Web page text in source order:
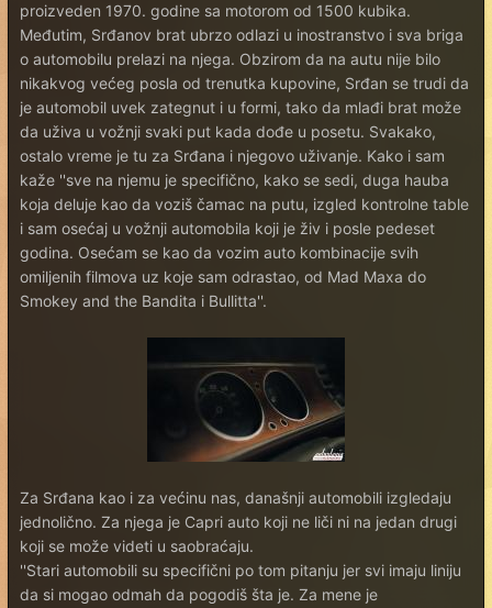
proizveden 1970. godine sa motorom od 1500 kubika.
Međutim, Srđanov brat ubrzo odlazi u inostranstvo i sva briga
o automobilu prelazi na njega. Obzirom da na autu nije bilo
nikakvog većeg posla od trenutka kupovine, Srđan se trudi da
je automobil uvek zategnut i u formi, tako da mlađi brat može
da uživa u vožnji svaki put kada dođe u posetu. Svakako,
ostalo vreme je tu za Srđana i njegovo uživanje. Kako i sam
kaže ''sve na njemu je specifično, kako se sedi, duga hauba
koja deluje kao da voziš čamac na putu, izgled kontrolne table
i sam osećaj u vožnji automobila koji je živ i posle pedeset
godina. Osećam se kao da vozim auto kombinacije svih
omiljenih filmova uz koje sam odrastao, od Mad Maxa do
Smokey and the Bandita i Bullitta''.
Za Srđana kao i za većinu nas, današnji automobili izgledaju
jednolično. Za njega je Capri auto koji ne liči ni na jedan drugi
koji se može videti u saobraćaju.
''Stari automobili su specifični po tom pitanju jer svi imaju liniju
da si mogao odmah da pogodiš šta je. Za mene je